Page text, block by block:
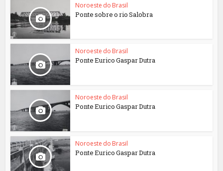
Noroeste do Brasil
Ponte sobre o rio Salobra
Noroeste do Brasil
Ponte Eurico Gaspar Dutra
Noroeste do Brasil
Ponte Eurico Gaspar Dutra
Noroeste do Brasil
Ponte Eurico Gaspar Dutra